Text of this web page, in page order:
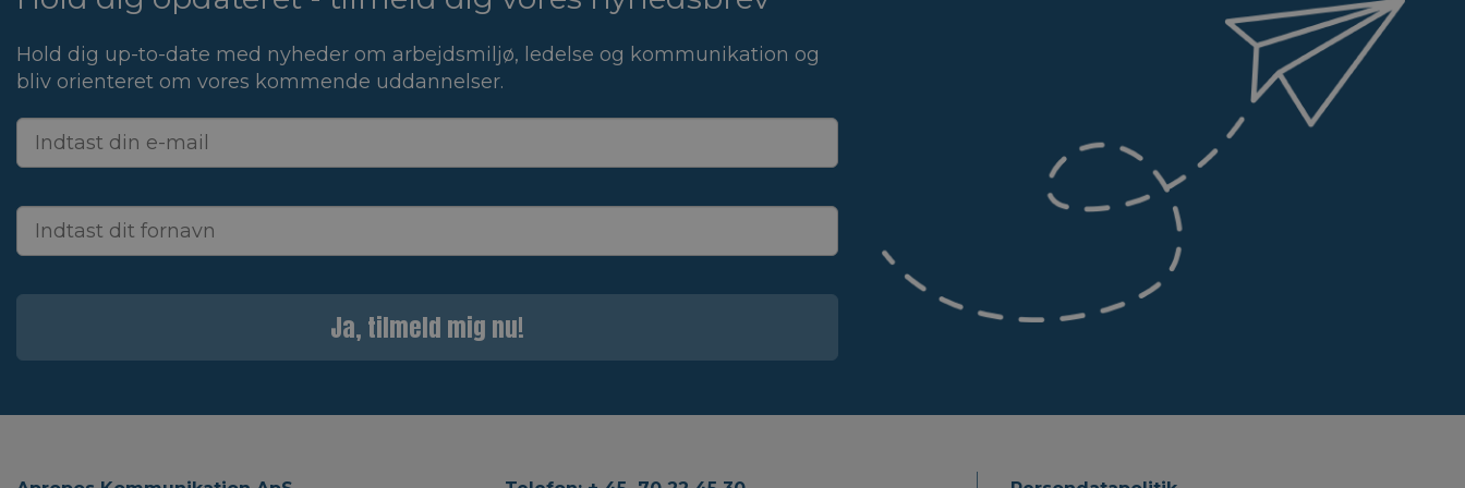
Hold dig up-to-date med nyheder om arbejdsmiljø, ledelse og kommunikation og
bliv orienteret om vores kommende uddannelser.
Ja, tilmeld mig nu!